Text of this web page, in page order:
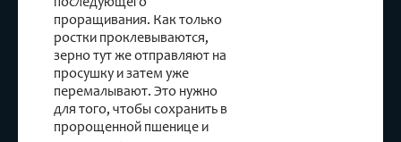
проращивания. Как только
ростки проклевываются,
зерно тут же отправляют на
просушку и затем уже
перемалывают. Это нужно
для того, чтобы сохранить в
пророщенной пшенице и